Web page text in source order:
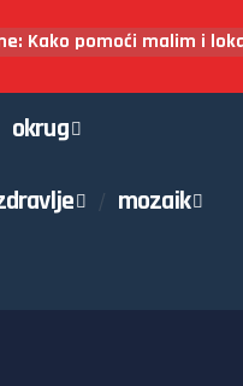
Kako pomoći malim i
okrug
mozaik